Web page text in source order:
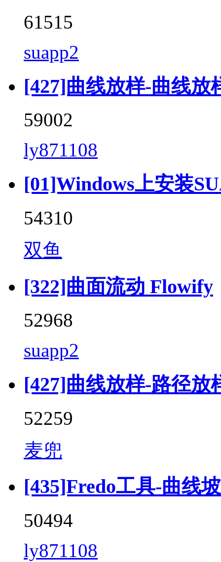
61515
suapp2
[427]曲线放样-曲线放
59002
ly871108
[01]Windows上安装
54310
双鱼
[322]曲面流动 Flowify
52968
suapp2
[427]曲线放样-路径放
52259
麦兜
[435]Fredo工具-曲线
50494
ly871108